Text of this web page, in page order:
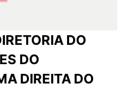
DO
DO
DIREITA DO